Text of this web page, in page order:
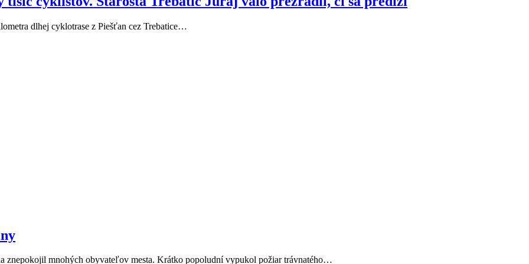
dlhej cyklotrase z Piešťan cez Trebatice…
znepokojil mnohých obyvateľov mesta. Krátko popoludní vypukol požiar trávnatého…